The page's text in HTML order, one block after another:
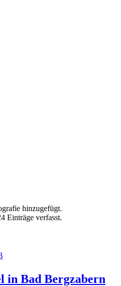
hinzugefügt.
Einträge verfasst.
in Bad Bergzabern